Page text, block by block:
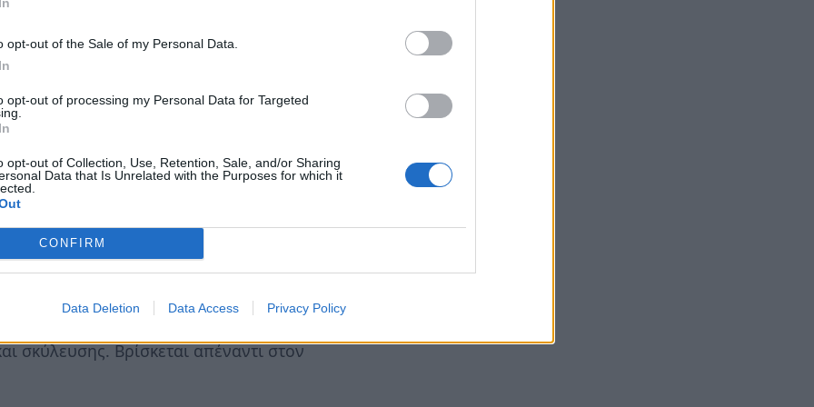
opt-out of the Sale of my Personal Data.
opt-out of processing my Personal Data for Targeted
opt-out of Collection, Use, Retention, Sale, and/or Sharing
Data that Is Unrelated with the Purposes for which it
CONFIRM
Data Deletion Data Access Privacy Policy
Εχει να κάνει με την πραγματικότητα.
επειδή η κυβέρνηση αντί για κατάσβεση
την ασφάλεια των πολιτών, ο
τις καταστροφές για να αποδείξει
κλήθηκε να απαντήσει για την ελλιπή
στο Μάτι μετρούσαμε φέρετρα». Δεν
τότε ότι η αριθμητική των νεκρών
επικίνδυνη για τον ίδιο, γιατί
Οποιος χρησιμοποιεί πολιτικά την
είναι το ίδιο ανήθικος με τη δήλωση του
όμως είναι έκθετος επειδή έχει
σκύλευσης. Βρίσκεται απέναντι στον